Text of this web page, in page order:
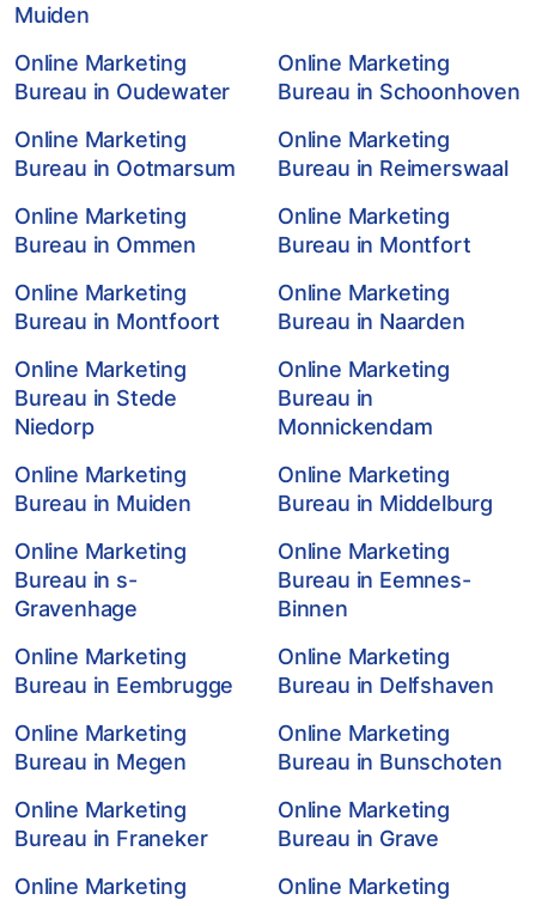
Muiden
Online Marketing
Bureau in Oudewater
Online Marketing
Bureau in Schoonhoven
Online Marketing
Bureau in Ootmarsum
Online Marketing
Bureau in Reimerswaal
Online Marketing
Bureau in Ommen
Online Marketing
Bureau in Montfort
Online Marketing
Bureau in Montfoort
Online Marketing
Bureau in Naarden
Online Marketing
Bureau in Stede
Niedorp
Online Marketing
Bureau in
Monnickendam
Online Marketing
Bureau in Muiden
Online Marketing
Bureau in Middelburg
Online Marketing
Bureau in s-
Gravenhage
Online Marketing
Bureau in Eemnes-
Binnen
Online Marketing
Bureau in Eembrugge
Online Marketing
Bureau in Delfshaven
Online Marketing
Bureau in Megen
Online Marketing
Bureau in Bunschoten
Online Marketing
Bureau in Franeker
Online Marketing
Bureau in Grave
Online Marketing
Online Marketing